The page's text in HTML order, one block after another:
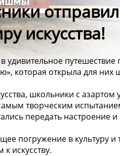
искусства!
которая открыла для
школьники с азартом
творческим
передать настроение
погружение в культуру
искусству.